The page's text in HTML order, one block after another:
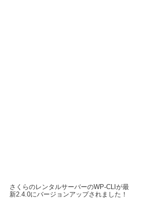
さくらのレンタルサーバーのWP-CLIが最
新2.4.0にバージョンアップされました！